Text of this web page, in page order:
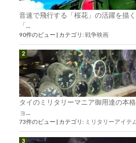
音速で飛行する「桜花」の活躍を描
「...
90件のビュー | カテゴリ: 戦争映画
タイのミリタリーマニア御用達の本
ョ...
73件のビュー カテゴリ: ミリタリーアイテ